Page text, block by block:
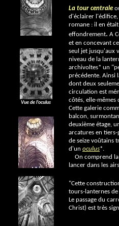
La tour centrale
d'éclairer
romane : il en était
effondrement. A
et en concevant
seul jet jusqu'aux
niveau de la
archivoltes* un
précédente. Ainsi
dont deux
circulation est
côtés, elle-mêmes
Cette galerie
balcon,
deuxième étage,
arcatures en
de seize voûtains
d'un oculus*.
On comprend la
lancer dans les
"Cette
tours-lanternes de
Le passage du
Christ) est très
Vue de l'oculus